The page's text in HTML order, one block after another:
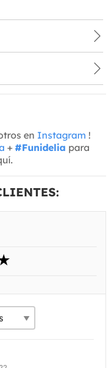
en Instagram !
+ #Funidelia para